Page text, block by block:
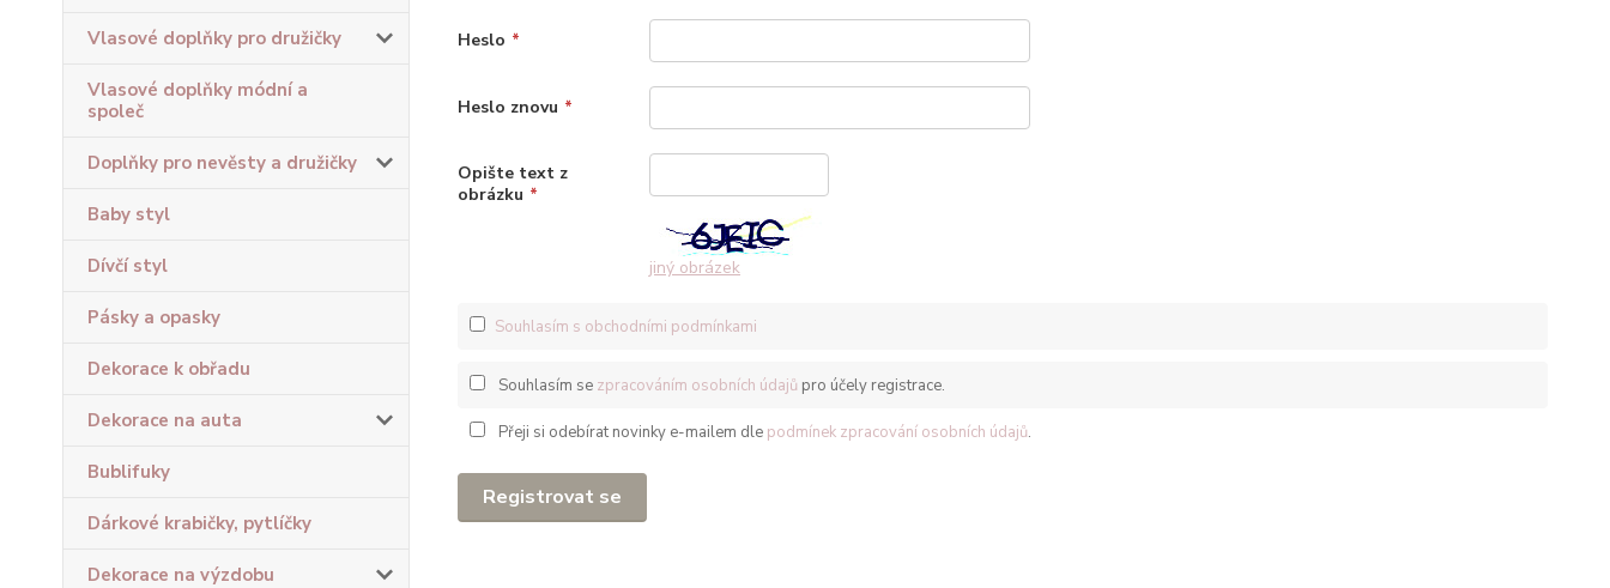
Vlasové doplňky pro družičky
Vlasové doplňky módní a
společ
Doplňky pro nevěsty a družičky
Baby styl
Dívčí styl
Pásky a opasky
Dekorace k obřadu
Dekorace na auta
Bublifuky
Dárkové krabičky, pytlíčky
Dekorace na výzdobu
Heslo *
Heslo znovu *
Opište text z
obrázku *
jiný obrázek
Souhlasím s obchodními podmínkami
Souhlasím se zpracováním osobních údajů pro účely registrace.
Přeji si odebírat novinky e-mailem dle podmínek zpracování osobních údajů.
Registrovat se